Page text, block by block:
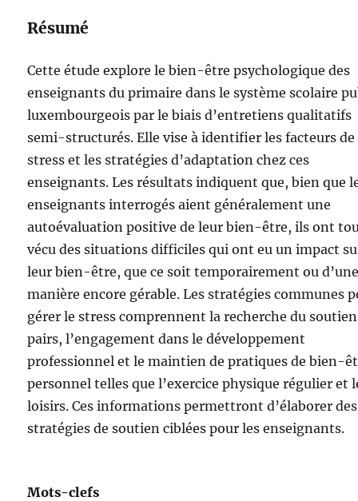
Résumé
Cette étude explore le bien-être psychologique des
enseignants du primaire dans le système scolaire
luxembourgeois par le biais d’entretiens qualitatifs
semi-structurés. Elle vise à identifier les facteurs de
stress et les stratégies d’adaptation chez ces
enseignants. Les résultats indiquent que, bien que
enseignants interrogés aient généralement une
autoévaluation positive de leur bien-être, ils ont
vécu des situations difficiles qui ont eu un impact
leur bien-être, que ce soit temporairement ou
manière encore gérable. Les stratégies communes
gérer le stress comprennent la recherche du
pairs, l’engagement dans le développement
professionnel et le maintien de pratiques de bien-
personnel telles que l’exercice physique régulier et
loisirs. Ces informations permettront d’élaborer des
stratégies de soutien ciblées pour les enseignants.
Mots-clefs